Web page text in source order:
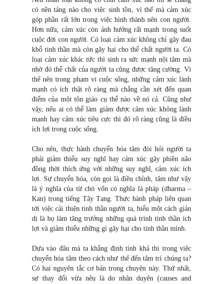
có nền tảng nào cho việc sinh tồn, vì thế mà cảm xúc
góp phần rất lớn trong việc hình thành nên con người.
Hơn nữa, cảm xúc còn ảnh hưởng rất mạnh trong suốt
cuộc đời con người. Có loại cảm xúc không chỉ gây đau
khổ tinh thần mà còn gây hại cho thể chất người ta. Có
loại cảm xúc khác tức thì sinh ra sức mạnh nội tâm mà
nhờ đó thể chất của người ta cũng được tăng cường. Vì
thế nên trong phạm vi cuộc sống, những cảm xúc lành
mạnh có ích thật rõ ràng mà chẳng cần xét đến quan
điểm của một tôn giáo cụ thể nào về nó cả. Cũng như
vậy, nếu ai có thể làm giảm được cảm xúc không lành
mạnh hay cảm xúc tiêu cực thì đó rõ ràng cũng là điều
ích lợi trong cuộc sống.
Cho nên, thực hành chuyển hóa tâm đòi hỏi người ta
phải giảm thiểu suy nghĩ hay cảm xúc gây phiền não
đồng thời thích ứng với những suy nghĩ, cảm xúc ích
lợi. Sự chuyển hóa, còn gọi là điều chỉnh, tâm như vậy
là ý nghĩa của từ chö vốn có nghĩa là pháp (dharma –
Kan) trong tiếng Tây Tạng. Thực hành pháp liên quan
tới việc cải thiện tinh thần người ta, hiểu một cách giản
dị là họ làm tăng trưởng những quá trình tinh thần ích
lợi và giảm thiểu những gì gây hại cho tinh thần mình.
Dựa vào đâu mà ta khẳng định tính khả thi trong việc
chuyển hóa tâm theo cách như thế đến tâm trí chúng ta?
Có hai nguyên tắc cơ bản trong chuyện này. Thứ nhất,
sự thay đổi vừa nêu là do nhân duyên (causes and